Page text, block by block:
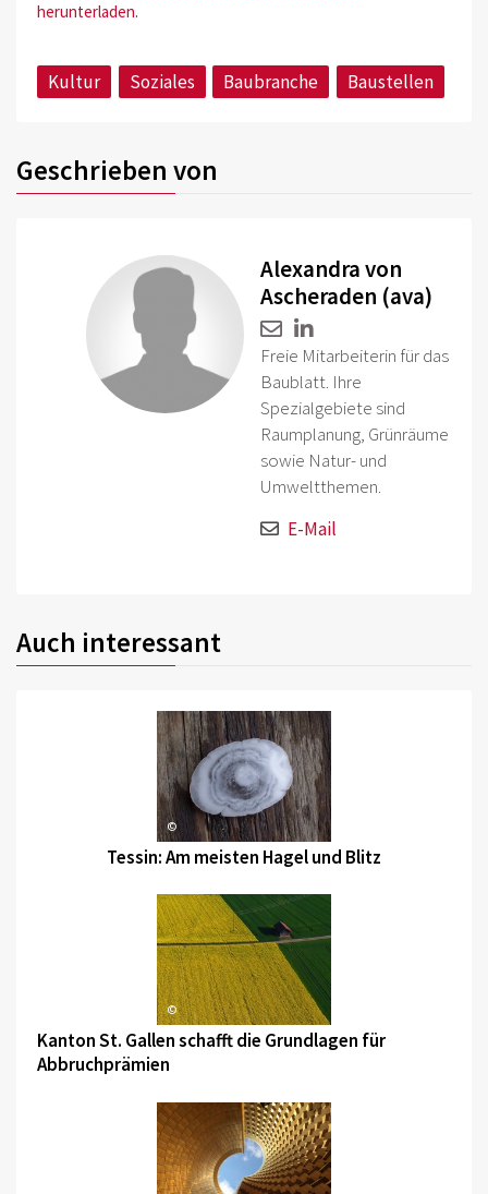
herunterladen.
Kultur Soziales Baubranche Baustellen
Geschrieben von
Alexandra von
Ascheraden (ava)
Freie Mitarbeiterin für das
Baublatt. Ihre
Spezialgebiete sind
Raumplanung, Grünräume
sowie Natur- und
Umweltthemen.
E-Mail
Auch interessant
©
Tessin: Am meisten Hagel und Blitz
©
Kanton St. Gallen schafft die Grundlagen für
Abbruchprämien